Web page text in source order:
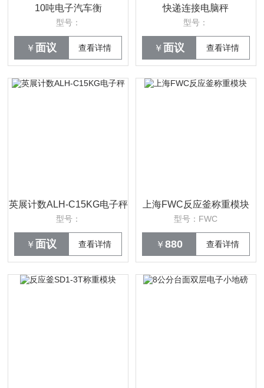
10吨电子汽车衡
型号：
￥ 面议 查看详情
快递连接电脑秤
型号：
￥ 面议 查看详情
英展计数ALH-C15KG电子秤
型号：
￥ 面议 查看详情
上海FWC反应釜称重模块
型号：FWC
￥880 查看详情